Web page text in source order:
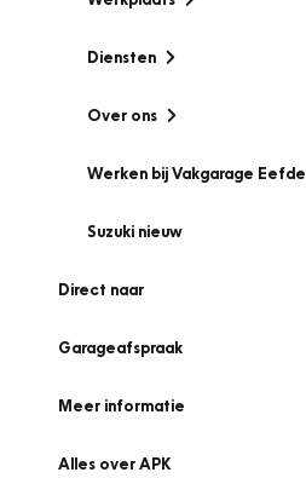
Diensten
Over ons
Werken bij Vakgarage Eefde
Suzuki nieuw
Direct naar
Garageafspraak
Meer informatie
Alles over APK